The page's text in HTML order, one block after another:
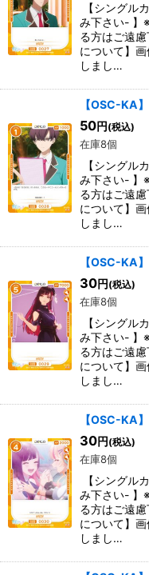
【シングル
み下さい- 】
る方はご遠
について】
しまし…
【OSC-KA
50円 (税込)
在庫8個
【シングル
み下さい- 】
る方はご遠
について】
しまし…
【OSC-KA
30円 (税込)
在庫8個
【シングル
み下さい- 】
る方はご遠
について】
しまし…
【OSC-KA
30円 (税込)
在庫8個
【シングル
み下さい- 】
る方はご遠
について】
しまし…